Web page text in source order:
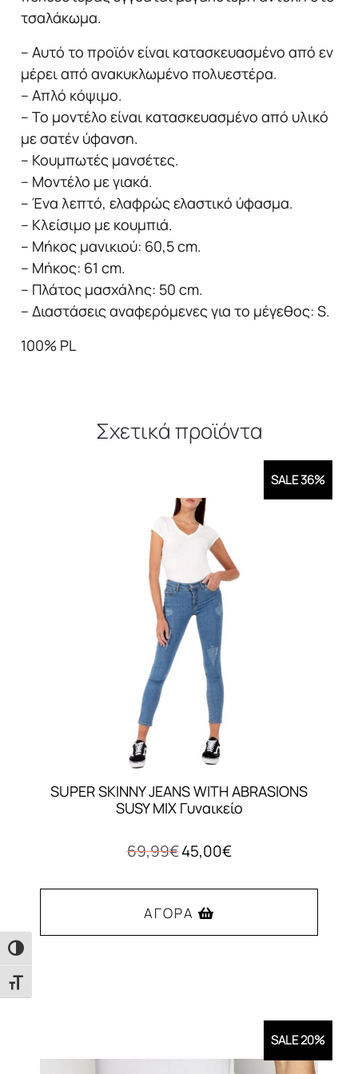
Εναλλαγή Υψηλής Αντίθεσης
Εναλλαγή Μεγέθους Γραμμάτων
τσαλάκωμα.
– Αυτό το προϊόν είναι κατασκευασμένο από εν
μέρει από ανακυκλωμένο πολυεστέρα.
– Απλό κόψιμο.
– Το μοντέλο είναι κατασκευασμένο από υλικό
με σατέν ύφανση.
– Κουμπωτές μανσέτες.
– Μοντέλο με γιακά.
– Ένα λεπτό, ελαφρώς ελαστικό ύφασμα.
– Κλείσιμο με κουμπιά.
– Μήκος μανικιού: 60,5 cm.
– Μήκος: 61 cm.
– Πλάτος μασχάλης: 50 cm.
– Διαστάσεις αναφερόμενες για το μέγεθος: S.
100% PL
Σχετικά προϊόντα
SALE 36%
SUPER SKINNY JEANS WITH ABRASIONS
SUSY MIX Γυναικείο
69,99€ Original
was:
69,99€.
45,00€Η
τιμή
ΑΓΟΡΆ
SALE 20%